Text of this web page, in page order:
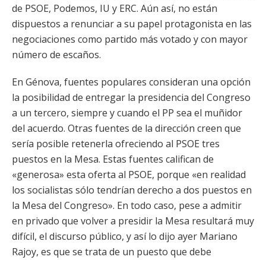
de PSOE, Podemos, IU y ERC. Aún así, no están
dispuestos a renunciar a su papel protagonista en las
negociaciones como partido más votado y con mayor
número de escaños.
En Génova, fuentes populares consideran una opción
la posibilidad de entregar la presidencia del Congreso
a un tercero, siempre y cuando el PP sea el muñidor
del acuerdo. Otras fuentes de la dirección creen que
sería posible retenerla ofreciendo al PSOE tres
puestos en la Mesa. Estas fuentes califican de
«generosa» esta oferta al PSOE, porque «en realidad
los socialistas sólo tendrían derecho a dos puestos en
la Mesa del Congreso». En todo caso, pese a admitir
en privado que volver a presidir la Mesa resultará muy
difícil, el discurso público, y así lo dijo ayer Mariano
Rajoy, es que se trata de un puesto que debe